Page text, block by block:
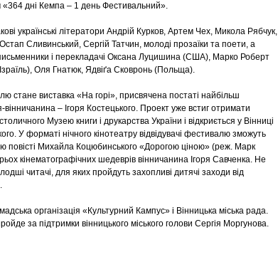
«364 дні Кемпа – 1 день Фестивальний».
українські літератори Андрій Курков, Артем Чех, Микола Рябчук,
Сливинський, Сергій Татчин, молоді прозаїки та поети, а
письменники і перекладачі Оксана Луцишина (США), Марко Роберт
Оля Гнатюк, Ядвіґа Сковронь (Польща).
стане виставка «На горі», присвячена постаті найбільш
– Ігоря Костецького. Проект уже встиг отримати
столичного Музею книги і друкарства України і відкриється у Вінниці
У форматі нічного кінотеатру відвідувачі фестивалю зможуть
повісті Михайла Коцюбинського «Дорогою ціною» (реж. Марк
кінематографічних шедеврів вінничанина Ігоря Савченка. Не
читачі, для яких пройдуть захопливі дитячі заходи від
організація «Культурний Кампус» і Вінницька міська рада.
за підтримки вінницького міського голови Сергія Моргунова.